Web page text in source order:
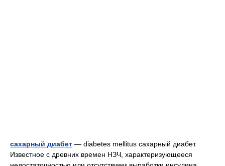
сахарный диабет — diabetes mellitus сахарный диабет.
Известное с древних времен НЗЧ, характеризующееся